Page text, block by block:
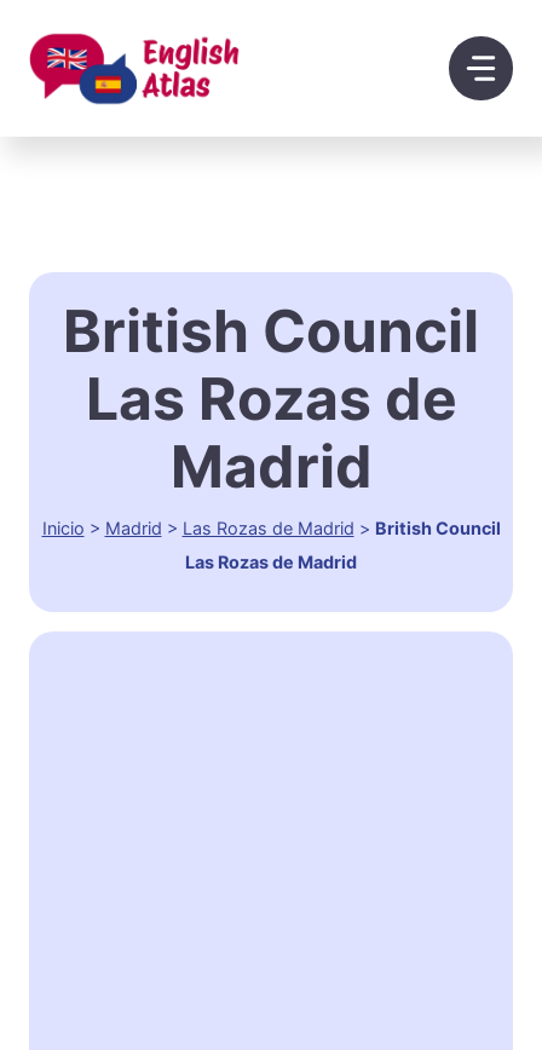
contenido
British Council
Las Rozas de
Madrid
Inicio > Madrid > Las Rozas de Madrid > British Council
Las Rozas de Madrid